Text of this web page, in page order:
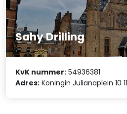
Sahy Drilling
KvK nummer: 54936381
Adres: Koningin Julianaplein 10